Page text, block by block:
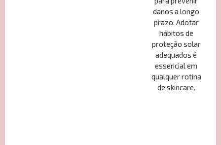
danos a longo
prazo. Adotar
hábitos de
proteção solar
adequados é
essencial em
qualquer rotina
de skincare.